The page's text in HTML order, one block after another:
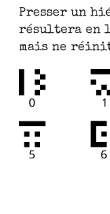
Presser un
résultera en
mais ne